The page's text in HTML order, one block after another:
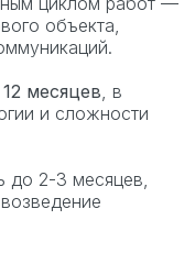
объекта,
месяцев , в
и сложности
до 2-3 месяцев,